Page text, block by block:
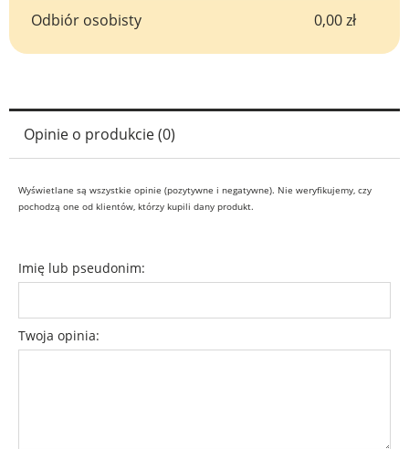
Odbiór osobisty 0,00 zł
Opinie o produkcie (0)
Wyświetlane są wszystkie opinie (pozytywne i negatywne). Nie weryfikujemy, czy
pochodzą one od klientów, którzy kupili dany produkt.
Imię lub pseudonim:
Twoja opinia: